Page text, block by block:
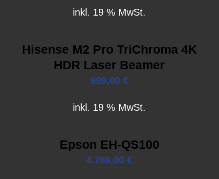
inkl. 19 % MwSt.
Hisense M2 Pro TriChroma 4K
HDR Laser Beamer
999,00 €
inkl. 19 % MwSt.
Epson EH-QS100
4.769,00€